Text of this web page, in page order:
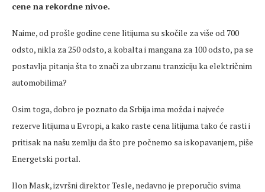
cene na rekordne nivoe.
Naime, od prošle godine cene litijuma su skočile za više od 700
odsto, nikla za 250 odsto, a kobalta i mangana za 100 odsto, pa se
postavlja pitanja šta to znači za ubrzanu tranziciju ka električnim
automobilima?
Osim toga, dobro je poznato da Srbija ima možda i najveće
rezerve litijuma u Evropi, a kako raste cena litijuma tako će rasti i
pritisak na našu zemlju da što pre počnemo sa iskopavanjem, piše
Energetski portal.
Ilon Mask, izvršni direktor Tesle, nedavno je preporučio svima